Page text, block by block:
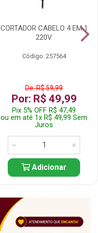
CORTADOR CABELO 4 EM 1
220V
Código: 257564
De: R$ 59,99
Por: R$ 49,99
Pix 5% OFF R$ 47,49
ou em até 1x R$ 49,99 Sem
Juros
Adicionar